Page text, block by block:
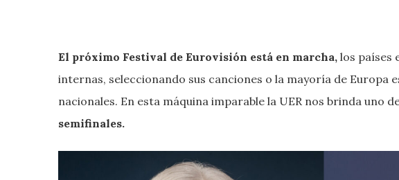
El próximo Festival de Eurovisión está en marcha, los países
internas, seleccionando sus canciones o la mayoría de Europa
nacionales. En esta máquina imparable la UER nos brinda uno
semifinales.